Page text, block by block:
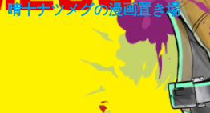
晴十ナツメグの漫画置き場